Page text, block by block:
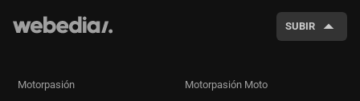
SUBIR
Motorpasión Motorpasión Moto